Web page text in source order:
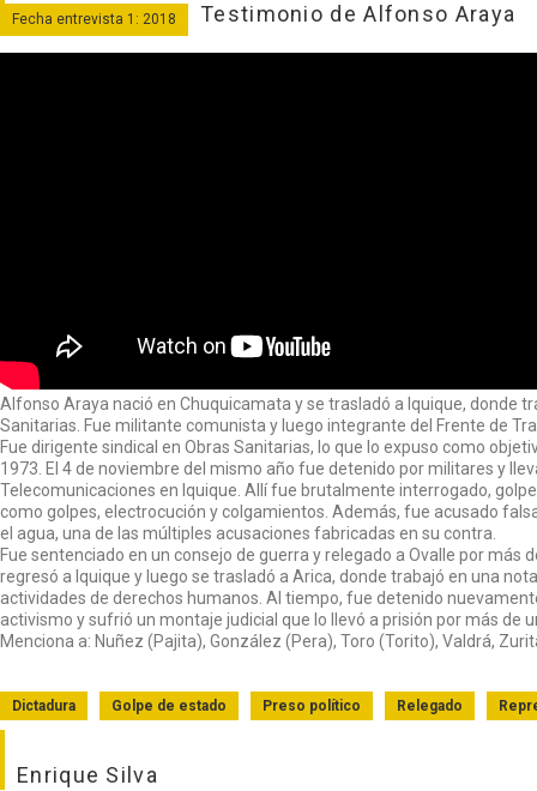
Fecha entrevista 1: 2018 Testimonio de Alfonso Araya
Alfonso Araya nació en Chuquicamata y se trasladó a Iquique, donde
Sanitarias. Fue militante comunista y luego integrante del Frente de
Fue dirigente sindical en Obras Sanitarias, lo que lo expuso como
1973. El 4 de noviembre del mismo año fue detenido por militares y
Telecomunicaciones en Iquique. Allí fue brutalmente interrogado,
como golpes, electrocución y colgamientos. Además, fue acusado
el agua, una de las múltiples acusaciones fabricadas en su contra.
Fue sentenciado en un consejo de guerra y relegado a Ovalle por más
regresó a Iquique y luego se trasladó a Arica, donde trabajó en una
actividades de derechos humanos. Al tiempo, fue detenido
activismo y sufrió un montaje judicial que lo llevó a prisión por más de
Menciona a: Nuñez (Pajita), González (Pera), Toro (Torito), Valdrá,
Dictadura Golpe de estado Preso político Relegado
Enrique Silva